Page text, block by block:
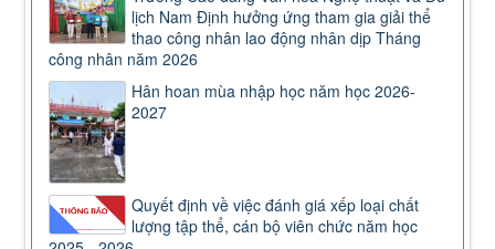
lịch Nam Định hưởng ứng tham gia giải thể
thao công nhân lao động nhân dịp Tháng
công nhân năm 2026
Hân hoan mùa nhập học năm học 2026-
2027
Quyết định về việc đánh giá xếp loại chất
lượng tập thể, cán bộ viên chức năm học